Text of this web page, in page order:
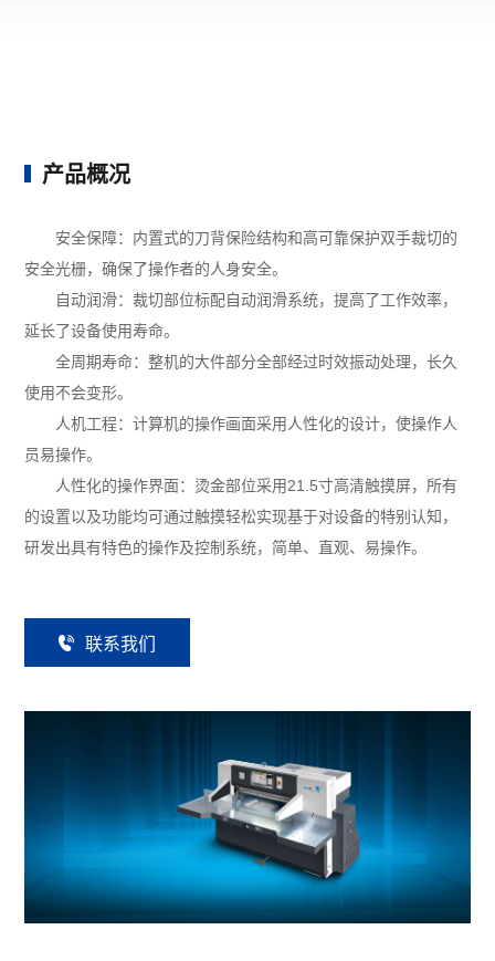
产品概况
安全保障：内置式的刀背保险结构和高可靠保护双手裁切的
安全光栅，确保了操作者的人身安全。
自动润滑：裁切部位标配自动润滑系统，提高了工作效率，
延长了设备使用寿命。
全周期寿命：整机的大件部分全部经过时效振动处理，长久
使用不会变形。
人机工程：计算机的操作画面采用人性化的设计，使操作人
员易操作。
人性化的操作界面：烫金部位采用21.5寸高清触摸屏，所有
的设置以及功能均可通过触摸轻松实现基于对设备的特别认知，
研发出具有特色的操作及控制系统，简单、直观、易操作。
联系我们